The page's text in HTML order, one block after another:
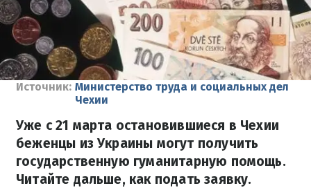
Источник: Министерство труда и социальных дел
Чехии
Уже с 21 марта остановившиеся в Чехии
беженцы из Украины могут получить
государственную гуманитарную помощь.
Читайте дальше, как подать заявку.